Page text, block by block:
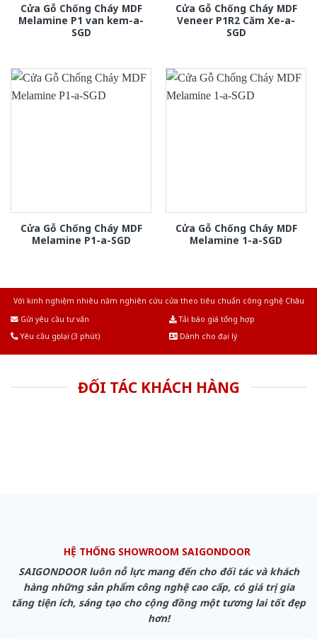
Cửa Gỗ Chống Cháy MDF
Melamine P1 van kem-a-
SGD
Cửa Gỗ Chống Cháy MDF
Veneer P1R2 Căm Xe-a-
SGD
Cửa Gỗ Chống Cháy MDF
Melamine P1-a-SGD
Cửa Gỗ Chống Cháy MDF
Melamine 1-a-SGD
Với kinh nghiệm nhiêu năm nghiên cứu cửa theo tiêu chuẩn công nghệ Châu
Gửi yêu cầu tư vấn
Tải báo giá tổng hợp
Yêu cầu gọi lại (3 phút)
Dành cho đại lý
ĐỐI TÁC KHÁCH HÀNG
HỆ THỐNG SHOWROOM SAIGONDOOR
SAIGONDOOR luôn nỗ lực mang đến cho đối tác và khách
hàng những sản phẩm công nghệ cao cấp, có giá trị gia
tăng tiện ích, sáng tạo cho cộng đồng một tương lai tốt đẹp
hơn!